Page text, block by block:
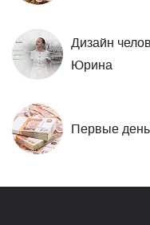
Дизайн
Юрина
Первые